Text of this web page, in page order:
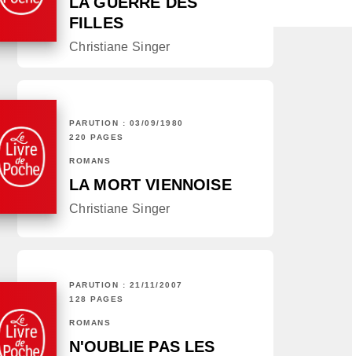
FILLES
Christiane Singer
PARUTION : 03/09/1980
220 PAGES
ROMANS
LA MORT VIENNOISE
Christiane Singer
PARUTION : 21/11/2007
128 PAGES
ROMANS
N'OUBLIE PAS LES